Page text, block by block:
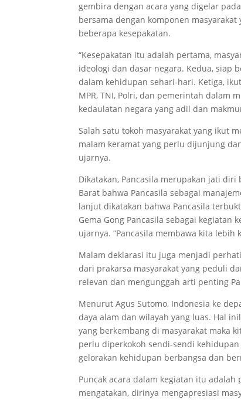
gembira dengan acara yang digelar
bersama dengan komponen
beberapa kesepakatan.
“Kesepakatan itu adalah pertama,
ideologi dan dasar negara. Kedua, siap
dalam kehidupan sehari-hari. Ketiga,
MPR, TNI, Polri, dan pemerintah dalam
kedaulatan negara yang adil dan
Salah satu tokoh masyarakat yang ikut
malam keramat yang perlu dijunjung
ujarnya.
Dikatakan, Pancasila merupakan jati diri
Barat bahwa Pancasila sebagai
lanjut dikatakan bahwa Pancasila
Gema Gong Pancasila sebagai kegiatan
ujarnya. “Pancasila membawa kita lebih
Malam deklarasi itu juga menjadi
dari prakarsa masyarakat yang peduli
relevan dan mengunggah arti penting
Menurut Agus Sutomo, Indonesia ke
daya alam dan wilayah yang luas. Hal
yang berkembang di masyarakat maka
perlu diperkokoh sendi-sendi kehidupan
gelorakan kehidupan berbangsa dan
Puncak acara dalam kegiatan itu
mengatakan, dirinya mengapresiasi